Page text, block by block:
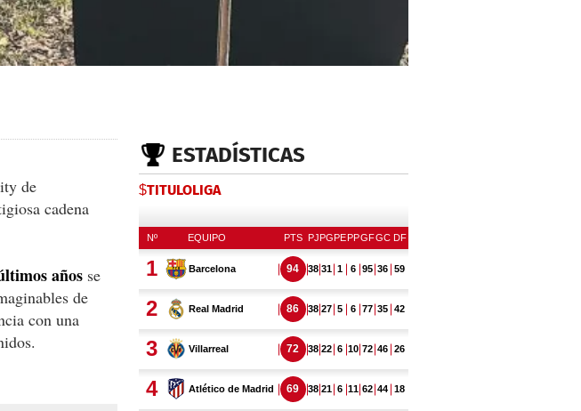
de
cadena
años se
de
con una
ESTADÍSTICAS
$TITULOLIGA